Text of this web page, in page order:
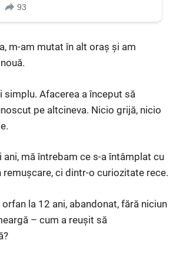
m-am mutat în alt oraș și am
simplu. Afacerea a început să
pe altcineva. Nicio grijă, nicio
ani, mă întrebam ce s-a întâmplat cu
remușcare, ci dintr-o curiozitate rece.
la 12 ani, abandonat, fără niciun
– cum a reușit să